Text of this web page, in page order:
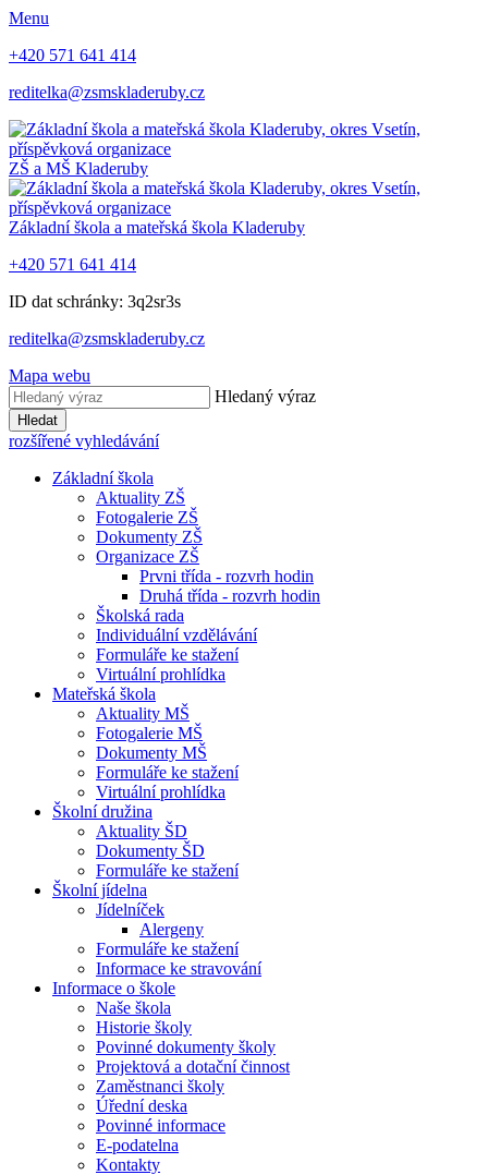
Menu
+420 571 641 414
reditelka@zsmskladeruby.cz
ZŠ a MŠ Kladeruby
Základní škola a mateřská škola Kladeruby
+420 571 641 414
ID dat schránky: 3q2sr3s
reditelka@zsmskladeruby.cz
Mapa webu
Hledaný výraz
Hledat
rozšířené vyhledávání
Základní škola
Aktuality ZŠ
Fotogalerie ZŠ
Dokumenty ZŠ
Organizace ZŠ
Prvni třída - rozvrh hodin
Druhá třída - rozvrh hodin
Školská rada
Individuální vzdělávání
Formuláře ke stažení
Virtuální prohlídka
Mateřská škola
Aktuality MŠ
Fotogalerie MŠ
Dokumenty MŠ
Formuláře ke stažení
Virtuální prohlídka
Školní družina
Aktuality ŠD
Dokumenty ŠD
Formuláře ke stažení
Školní jídelna
Jídelníček
Alergeny
Formuláře ke stažení
Informace ke stravování
Informace o škole
Naše škola
Historie školy
Povinné dokumenty školy
Projektová a dotační činnost
Zaměstnanci školy
Úřední deska
Povinné informace
E-podatelna
Kontakty